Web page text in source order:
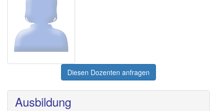
Diesen Dozenten anfragen
Ausbildung